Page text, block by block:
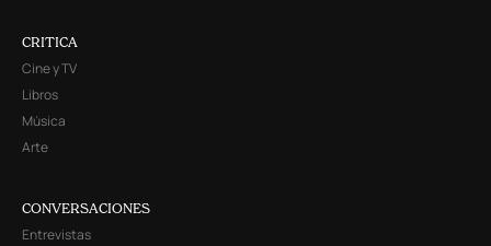
CRITICA
Cine y TV
Libros
Música
Arte
CONVERSACIONES
Entrevistas